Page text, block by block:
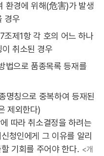
환경에 위해(危害)가 발생
경우
조제1항 각 호의 어느 하나
취소된 경우
법으로 품종목록 등재를
명칭으로 중복하여 등재된
제외한다)
따라 취소결정을 하려는
청인에게 그 이유를 알리
기회를 주어야 한다. <개